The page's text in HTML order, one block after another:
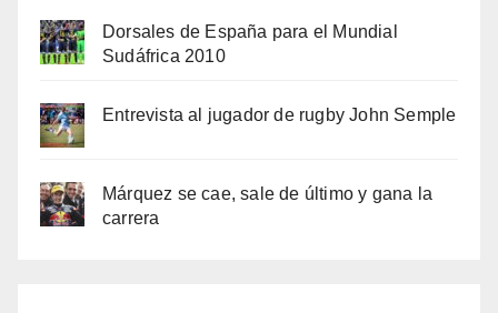
Dorsales de España para el Mundial
Sudáfrica 2010
Entrevista al jugador de rugby John Semple
Márquez se cae, sale de último y gana la
carrera